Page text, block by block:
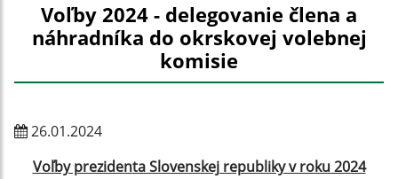
Voľby 2024 - delegovanie člena a
náhradníka do okrskovej volebnej
komisie
26.01.2024
Voľby prezidenta Slovenskej republiky v roku 2024